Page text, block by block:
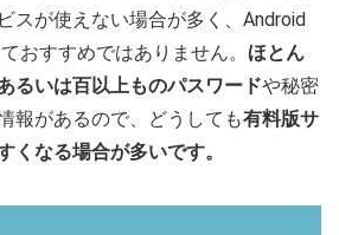
スが使えない場合が多く、Android
おすすめではありません。 ほとん
るいは百以上ものパスワードや秘密
報があるので、どうしても有料版サ
くなる場合が多いです。